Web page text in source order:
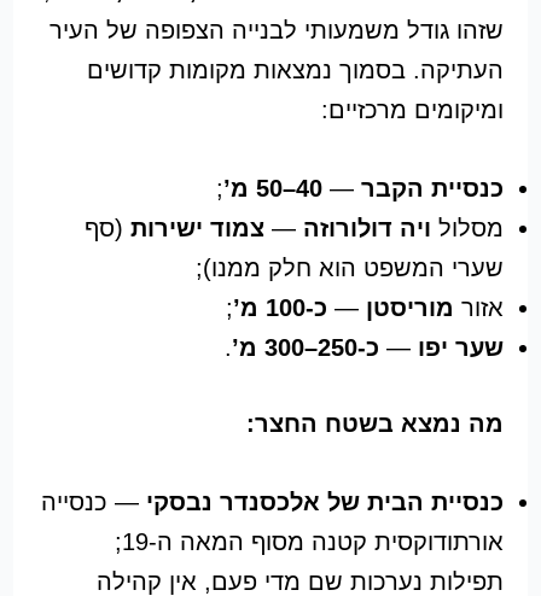
שזהו גודל משמעותי לבנייה הצפופה של העיר
העתיקה. בסמוך נמצאות מקומות קדושים
ומיקומים מרכזיים:
כנסיית הקבר— 40–50 מ’
;
מסלול ויה דולורוזה — צמוד ישירות(סף
שערי המשפט הוא חלק ממנו);
אזור מוריסטן — כ-100 מ’
;
שער יפו — כ-250–300 מ’ .
מה נמצא בשטח החצר:
כנסיית הבית של אלכסנדר נבסקי — כנסייה
אורתודוקסית קטנה מסוף המאה ה-19;
תפילות נערכות שם מדי פעם, אין קהילה